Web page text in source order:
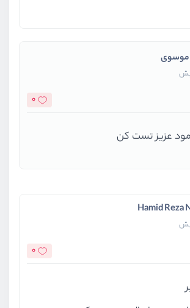
بود!
0
عزیز تست کن
Hamid Reza
0